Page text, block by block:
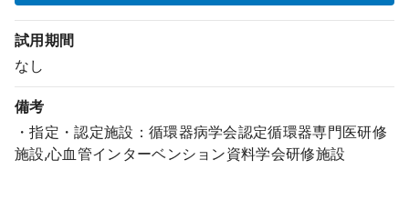
試用期間
なし
備考
・指定・認定施設：循環器病学会認定循環器専門医研修
施設,心血管インターベンション資料学会研修施設